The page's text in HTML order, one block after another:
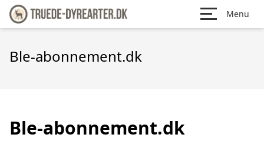
Menu
Ble-abonnement.dk
Ble-abonnement.dk